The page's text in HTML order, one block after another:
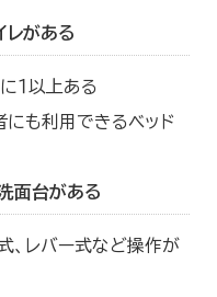
レがある
１以上ある
にも利用できるベッド
面台がある
、レバー式など操作が